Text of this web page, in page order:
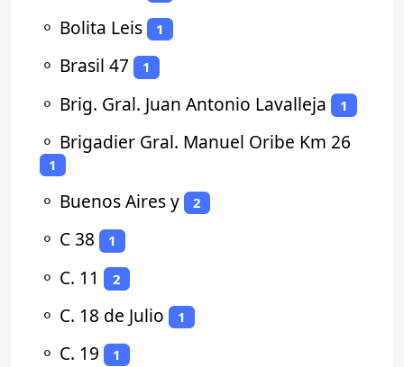
⚬ Bolita Leis 1
⚬ Brasil 47 1
⚬ Brig. Gral. Juan Antonio Lavalleja 1
⚬ Brigadier Gral. Manuel Oribe Km 26
1
⚬ Buenos Aires y 2
⚬ C 38 1
⚬ C. 11 2
⚬ C. 18 de Julio 1
⚬ C. 19 1